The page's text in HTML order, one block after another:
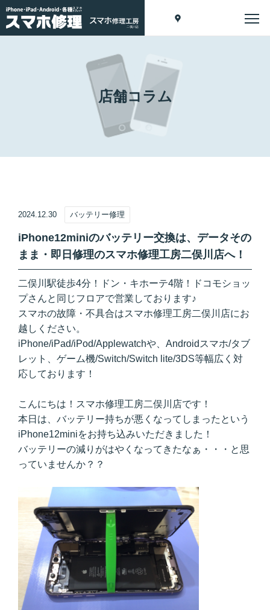
店舗コラム
2024.12.30 バッテリー修理
iPhone12miniのバッテリー交換は、データその
まま・即日修理のスマホ修理工房二俣川店へ！
二俣川駅徒歩4分！ドン・キホーテ4階！ドコモショッ
プさんと同じフロアで営業しております♪
スマホの故障・不具合はスマホ修理工房二俣川店にお
越しください。
iPhone/iPad/iPod/Applewatchや、Androidスマホ/タブ
レット、ゲーム機/Switch/Switch lite/3DS等幅広く対
応しております！
こんにちは！スマホ修理工房二俣川店です！
本日は、バッテリー持ちが悪くなってしまったという
iPhone12miniをお持ち込みいただきました！
バッテリーの減りがはやくなってきたなぁ・・・と思
っていませんか？？